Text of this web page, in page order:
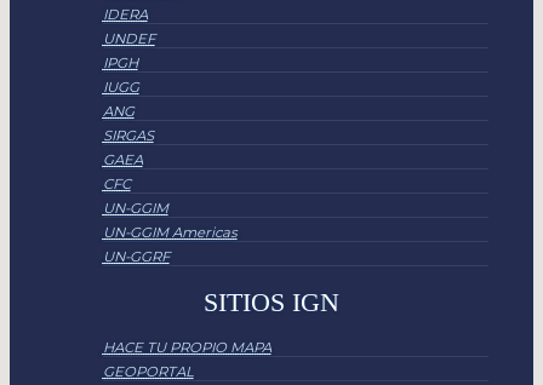
IDERA
UNDEF
IPGH
IUGG
ANG
SIRGAS
GAEA
CFC
UN-GGIM
UN-GGIM Americas
UN-GGRF
SITIOS IGN
HACE TU PROPIO MAPA
GEOPORTAL